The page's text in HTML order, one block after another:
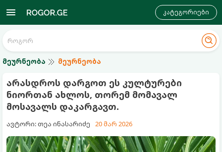
კატეგორიები
მეურნეობა მეურნეობა
არასდროს დარგოთ ეს კულტურები
ნიორთან ახლოს, თორემ მომავალ
მოსავალს დაკარგავთ.
ავტორი: თეა ინასარიძე 20 მარ 2026